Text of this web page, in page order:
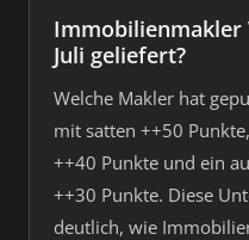
Immobilienmakler
Juli geliefert?
Welche Makler hat
mit satten ++50
++40 Punkte und ein
++30 Punkte. Diese
deutlich, wie